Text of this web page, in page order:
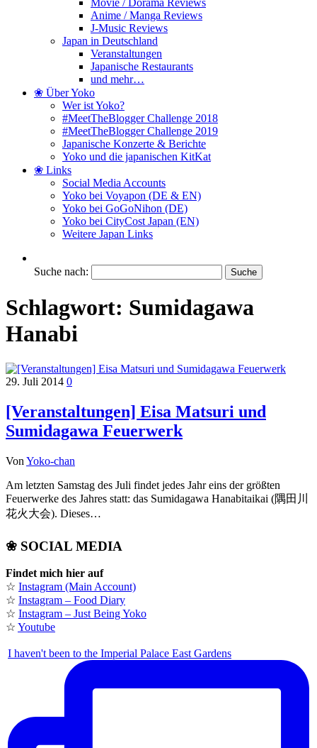
Movie / Dorama Reviews
Anime / Manga Reviews
J-Music Reviews
Japan in Deutschland
Veranstaltungen
Japanische Restaurants
und mehr…
❀ Über Yoko
Wer ist Yoko?
#MeetTheBlogger Challenge 2018
#MeetTheBlogger Challenge 2019
Japanische Konzerte & Berichte
Yoko und die japanischen KitKat
❀ Links
Social Media Accounts
Yoko bei Voyapon (DE & EN)
Yoko bei GoGoNihon (DE)
Yoko bei CityCost Japan (EN)
Weitere Japan Links
Suche nach:
Schlagwort: Sumidagawa
Hanabi
29. Juli 2014 0
[Veranstaltungen] Eisa Matsuri und
Sumidagawa Feuerwerk
Von Yoko-chan
Am letzten Samstag des Juli findet jedes Jahr eins der größten
Feuerwerke des Jahres statt: das Sumidagawa Hanabitaikai (隅田川
花火大会). Dieses…
❀ SOCIAL MEDIA
Findet mich hier auf
☆ Instagram (Main Account)
☆ Instagram – Food Diary
☆ Instagram – Just Being Yoko
☆ Youtube
I haven't been to the Imperial Palace East Gardens